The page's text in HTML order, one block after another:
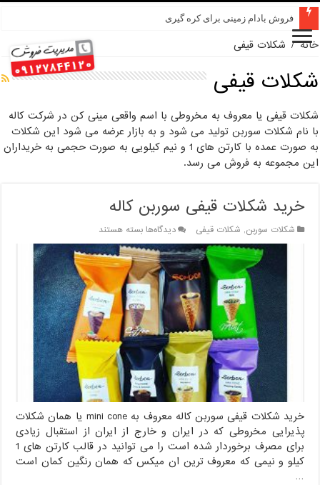
فروش بادام زمینی برای کره گیری
خانه / شکلات قیفی
شکلات قیفی
شکلات قیفی یا معروف به مخروطی با اسم واقعی مینی کن در شرکت کاله
با نام شکلات سوربن تولید می شود و به بازار عرضه می شود این شکلات
به صورت عمده با کارتن های 1 و نیم کیلویی به صورت حجمی به خریداران
این مجموعه به فروش می رسد.
خرید شکلات قیفی سوربن کاله
شکلات سوربن, شکلات قیفی دیدگاه‌هابرای
خرید
شکلات
قیفی
سوربن
کاله
بسته هستند
خرید شکلات قیفی سوربن کاله معروف به mini cone یا همان شکلات
پذیرایی مخروطی که در ایران و خارج از ایران از استقبال زیادی
برای مصرف برخوردار شده است را می توانید در قالب کارتن های 1
کیلو و نیمی که معروف ترین ان میکس که همان رنگین کمان است
…